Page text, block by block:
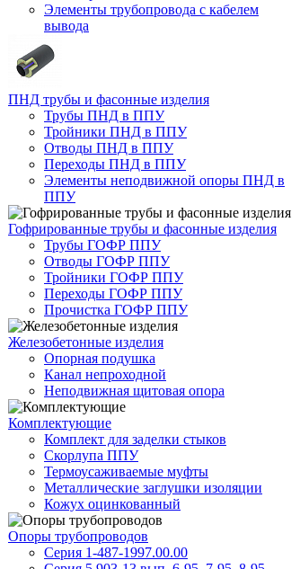
Элементы трубопровода с кабелем
вывода
ПНД трубы и фасонные изделия
Трубы ПНД в ППУ
Тройники ПНД в ППУ
Отводы ПНД в ППУ
Переходы ПНД в ППУ
Элементы неподвижной опоры ПНД в
ППУ
Гофрированные трубы и фасонные изделия
Трубы ГОФР ППУ
Отводы ГОФР ППУ
Тройники ГОФР ППУ
Переходы ГОФР ППУ
Прочистка ГОФР ППУ
Железобетонные изделия
Опорная подушка
Канал непроходной
Неподвижная щитовая опора
Комплектующие
Комплект для заделки стыков
Скорлупа ППУ
Термоусаживаемые муфты
Металлические заглушки изоляции
Кожух оцинкованный
Опоры трубопроводов
Серия 1-487-1997.00.00